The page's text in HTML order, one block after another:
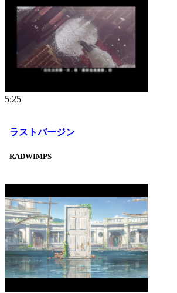
5:25
ラストバージン
RADWIMPS